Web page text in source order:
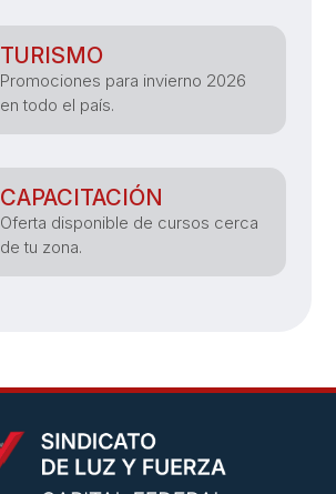
TURISMO
Promociones para invierno 2026
en todo el país.
CAPACITACIÓN
Oferta disponible de cursos cerca
de tu zona.